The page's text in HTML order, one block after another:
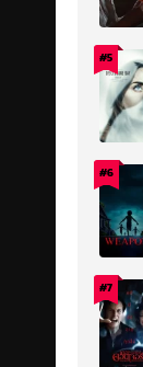
#5
#6
#7